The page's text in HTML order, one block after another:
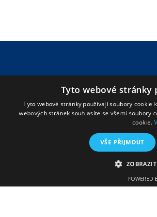
Tyto webové stránky
Tyto webové stránky používají soubory cookie
webových stránek souhlasíte se všemi soubory
cookie.
VŠE PŘIJMOUT
POWERED